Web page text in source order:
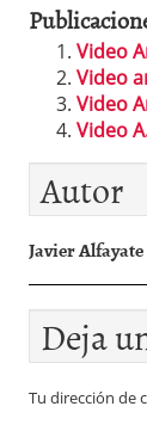
Video
Video
Video
Video
Autor
Javier Alfayate
Deja
Tu dirección de